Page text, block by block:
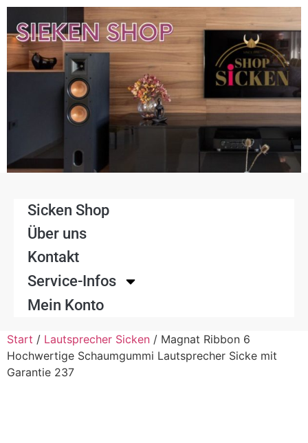
Sicken Shop
Über uns
Kontakt
Service-Infos
Mein Konto
Start / Lautsprecher Sicken / Magnat Ribbon 6
Hochwertige Schaumgummi Lautsprecher Sicke mit
Garantie 237